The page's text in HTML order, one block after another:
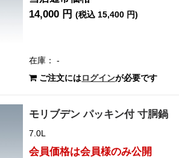
14,000 円(税込 15,400 円)
在庫： -
ご注文にはログインが必要です
モリブデン パッキン付 寸胴鍋
7.0L
会員価格は会員様のみ公開